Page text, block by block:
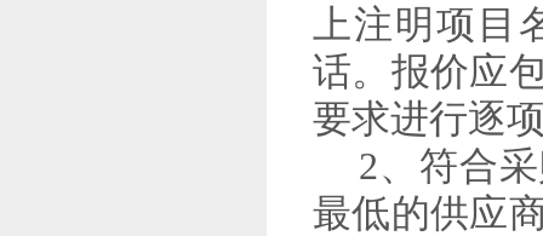
上注明项目
话。报价应
要求进行逐
2、符合
最低的供应